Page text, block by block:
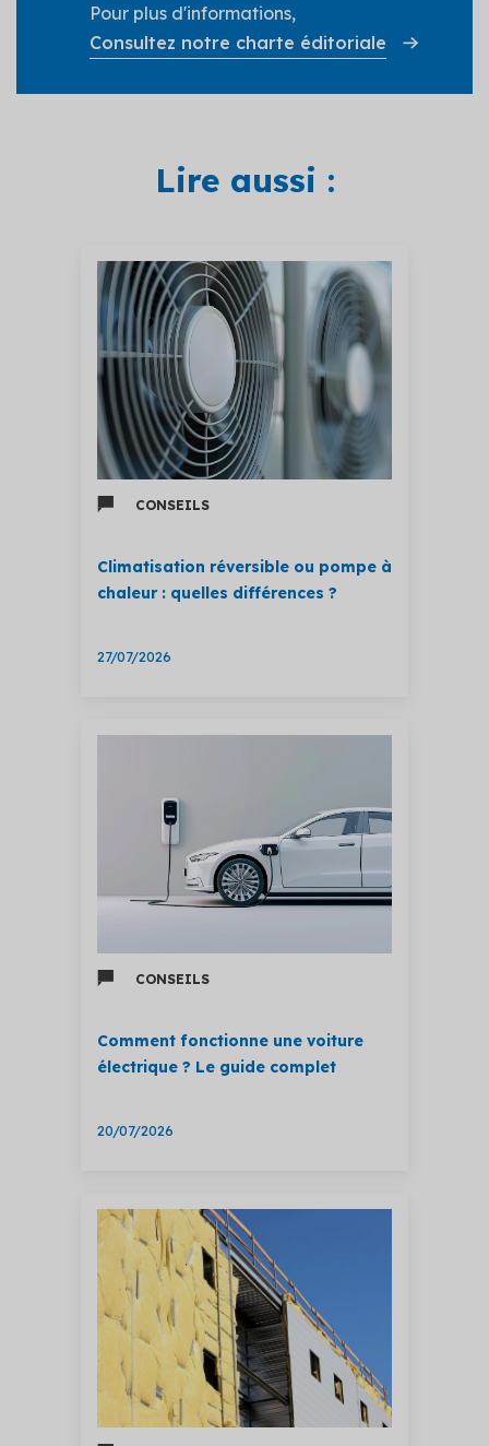
Pour plus d'informations,
Consultez notre charte éditoriale
Lire aussi :
CONSEILS
Climatisation réversible ou pompe à
chaleur : quelles différences ?
27/07/2026
CONSEILS
Comment fonctionne une voiture
électrique ? Le guide complet
20/07/2026